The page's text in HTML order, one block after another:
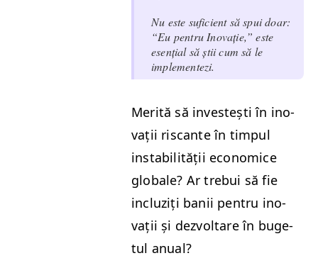
Nu este sufi­cient să spui doar:
“Eu pen­tru Ino­vație,” este
esențial să știi cum să le
implementezi.
Mer­ită să investești în ino­
vații riscante în tim­pul
insta­bil­ității eco­nom­ice
glob­ale? Ar tre­bui să fie
incluz­iți banii pen­tru ino­
vații și dez­voltare în buge­
tul anual?